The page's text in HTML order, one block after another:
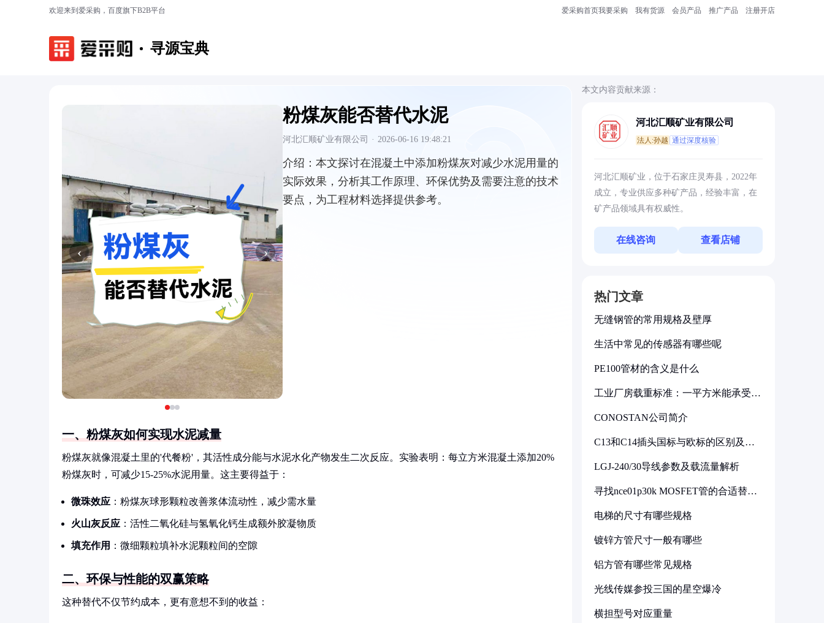
欢迎来到爱采购，百度旗下B2B平台 爱采购首页我要采购 我有货源 会员产品 推广产品 注册开店
寻源宝典
‹ ›
粉煤灰能否替代水泥
河北汇顺矿业有限公司 · 2026-06-16 19:48:21
介绍： 本文探讨在混凝土中添加粉煤灰对减少水泥用量的
实际效果，分析其工作原理、环保优势及需要注意的技术
要点，为工程材料选择提供参考。
一、粉煤灰如何实现水泥减量
粉煤灰就像混凝土里的'代餐粉'，其活性成分能与水泥水化产物发生二次反应。实验表明：每立方米混凝土添加20%
粉煤灰时，可减少15-25%水泥用量。这主要得益于：
微珠效应 ：粉煤灰球形颗粒改善浆体流动性，减少需水量
火山灰反应 ：活性二氧化硅与氢氧化钙生成额外胶凝物质
填充作用 ：微细颗粒填补水泥颗粒间的空隙
二、环保与性能的双赢策略
这种替代不仅节约成本，更有意想不到的收益：
本文内容贡献来源：
河北汇顺矿业有限公司
法人:孙越 通过深度核验
河北汇顺矿业，位于石家庄灵寿县，2022年
成立，专业供应多种矿产品，经验丰富，在
矿产品领域具有权威性。
在线咨询 查看店铺
热门文章
无缝钢管的常用规格及壁厚
生活中常见的传感器有哪些呢
PE100管材的含义是什么
工业厂房载重标准：一平方米能承受多
CONOSTAN公司简介
C13和C14插头国标与欧标的区别及其
LGJ-240/30导线参数及载流量解析
寻找nce01p30k MOSFET管的合适替代
电梯的尺寸有哪些规格
镀锌方管尺寸一般有哪些
铝方管有哪些常见规格
光线传媒参投三国的星空爆冷
横担型号对应重量